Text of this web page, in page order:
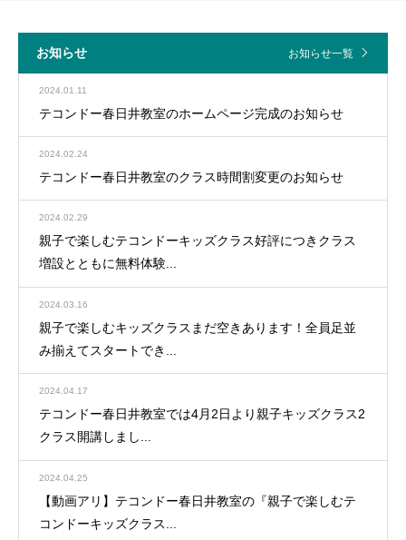
お知らせ お知らせ一覧
2024.01.11
テコンドー春日井教室のホームページ完成のお知らせ
2024.02.24
テコンドー春日井教室のクラス時間割変更のお知らせ
2024.02.29
親子で楽しむテコンドーキッズクラス好評につきクラス
増設とともに無料体験...
2024.03.16
親子で楽しむキッズクラスまだ空きあります！全員足並
み揃えてスタートでき...
2024.04.17
テコンドー春日井教室では4月2日より親子キッズクラス2
クラス開講しまし...
2024.04.25
【動画アリ】テコンドー春日井教室の『親子で楽しむテ
コンドーキッズクラス...